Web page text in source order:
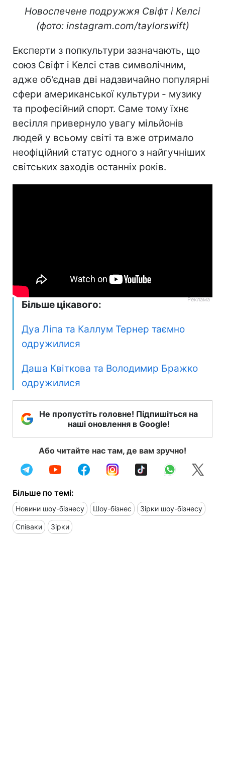
Новоспечене подружжя Свіфт і Келсі
(фото: instagram.com/taylorswift)
Експерти з попкультури зазначають, що
союз Свіфт і Келсі став символічним,
адже об'єднав дві надзвичайно популярні
сфери американської культури - музику
та професійний спорт. Саме тому їхнє
весілля привернуло увагу мільйонів
людей у всьому світі та вже отримало
неофіційний статус одного з найгучніших
світських заходів останніх років.
Більше цікавого:
Дуа Ліпа та Каллум Тернер таємно
одружилися
Даша Квіткова та Володимир Бражко
одружилися
Не пропустіть головне! Підпишіться на
наші оновлення в Google!
Або читайте нас там, де вам зручно!
Більше по темі:
Новини шоу-бізнесу Шоу-бізнес Зірки шоу-бізнесу
Співаки Зірки